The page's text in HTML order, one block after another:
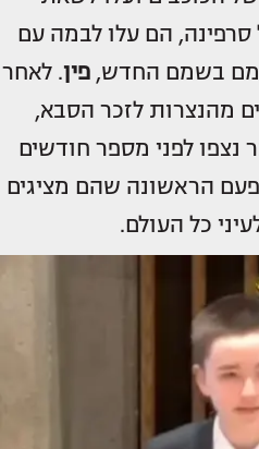
הם עלו לבמה עם
בשמם החדש, פין. לאחר
מהנצרות לזכר הסבא,
נצפו לפני מספר חודשים
הראשונה שהם מציגים
כל העולם.